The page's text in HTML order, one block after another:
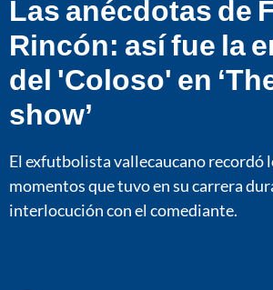
Las anécdotas de
Rincón: así fue la
del 'Coloso' en
show’
El exfutbolista vallecaucano recordó
momentos que tuvo en su carrera
interlocución con el comediante.